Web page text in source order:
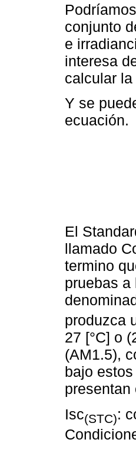
conjunto
e
interesa
calcular
Y se
ecuación.
El
llamado
termino
pruebas a
produzca
27 [°C] o
(AM1.5),
bajo
presentan
Isc(STC):